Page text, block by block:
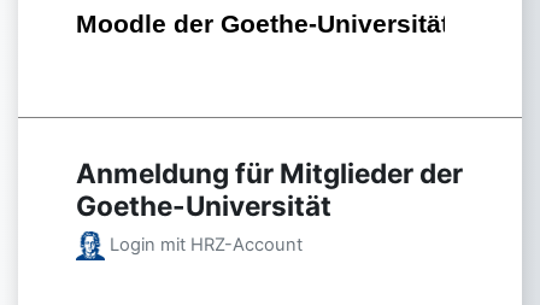
Anmeldung für Mitglieder der
Goethe-Universität
Login mit HRZ-Account